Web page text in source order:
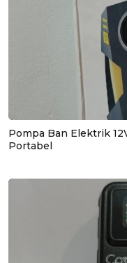
Pompa Ban Elektrik
Portabel